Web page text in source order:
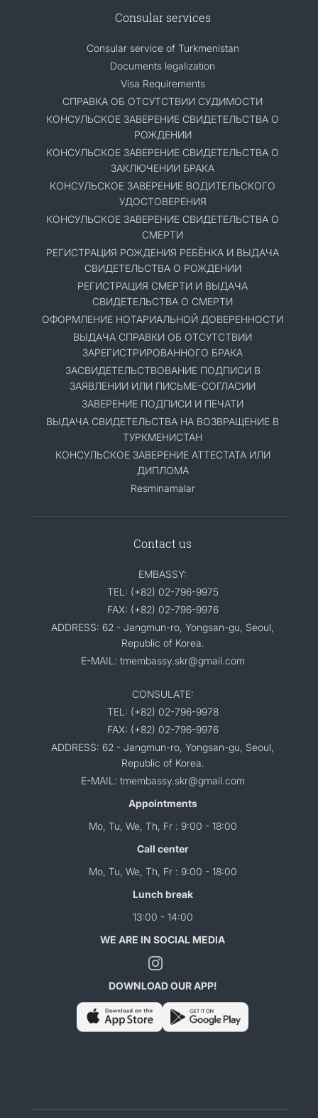
Consular services
Consular service of Turkmenistan
Documents legalization
Visa Requirements
СПРАВКА ОБ ОТСУТСТВИИ СУДИМОСТИ
КОНСУЛЬСКОЕ ЗАВЕРЕНИЕ СВИДЕТЕЛЬСТВА О
РОЖДЕНИИ
КОНСУЛЬСКОЕ ЗАВЕРЕНИЕ СВИДЕТЕЛЬСТВА О
ЗАКЛЮЧЕНИИ БРАКА
КОНСУЛЬСКОЕ ЗАВЕРЕНИЕ ВОДИТЕЛЬСКОГО
УДОСТОВЕРЕНИЯ
КОНСУЛЬСКОЕ ЗАВЕРЕНИЕ СВИДЕТЕЛЬСТВА О
СМЕРТИ
РЕГИСТРАЦИЯ РОЖДЕНИЯ РЕБЁНКА И ВЫДАЧА
СВИДЕТЕЛЬСТВА О РОЖДЕНИИ
РЕГИСТРАЦИЯ СМЕРТИ И ВЫДАЧА
СВИДЕТЕЛЬСТВА О СМЕРТИ
ОФОРМЛЕНИЕ НОТАРИАЛЬНОЙ ДОВЕРЕННОСТИ
ВЫДАЧА СПРАВКИ ОБ ОТСУТСТВИИ
ЗАРЕГИСТРИРОВАННОГО БРАКА
ЗАСВИДЕТЕЛЬСТВОВАНИЕ ПОДПИСИ В
ЗАЯВЛЕНИИ ИЛИ ПИСЬМЕ-СОГЛАСИИ
ЗАВЕРЕНИЕ ПОДПИСИ И ПЕЧАТИ
ВЫДАЧА СВИДЕТЕЛЬСТВА НА ВОЗВРАЩЕНИЕ В
ТУРКМЕНИСТАН
КОНСУЛЬСКОЕ ЗАВЕРЕНИЕ АТТЕСТАТА ИЛИ
ДИПЛОМА
Resminamalar
Contact us
EMBASSY:
TEL: (+82) 02-796-9975
FAX: (+82) 02-796-9976
ADDRESS: 62 - Jangmun-ro, Yongsan-gu, Seoul,
Republic of Korea.
E-MAIL: tmembassy.skr@gmail.com
CONSULATE:
TEL: (+82) 02-796-9978
FAX: (+82) 02-796-9976
ADDRESS: 62 - Jangmun-ro, Yongsan-gu, Seoul,
Republic of Korea.
E-MAIL: tmembassy.skr@gmail.com
Appointments
Mo, Tu, We, Th, Fr : 9:00 - 18:00
Call center
Mo, Tu, We, Th, Fr : 9:00 - 18:00
Lunch break
13:00 - 14:00
WE ARE IN SOCIAL MEDIA
DOWNLOAD OUR APP!